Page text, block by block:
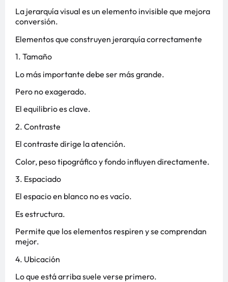
La jerarquía visual es un elemento invisible que mejora
conversión.
Elementos que construyen jerarquía correctamente
1. Tamaño
Lo más importante debe ser más grande.
Pero no exagerado.
El equilibrio es clave.
2. Contraste
El contraste dirige la atención.
Color, peso tipográfico y fondo influyen directamente.
3. Espaciado
El espacio en blanco no es vacío.
Es estructura.
Permite que los elementos respiren y se comprendan
mejor.
4. Ubicación
Lo que está arriba suele verse primero.